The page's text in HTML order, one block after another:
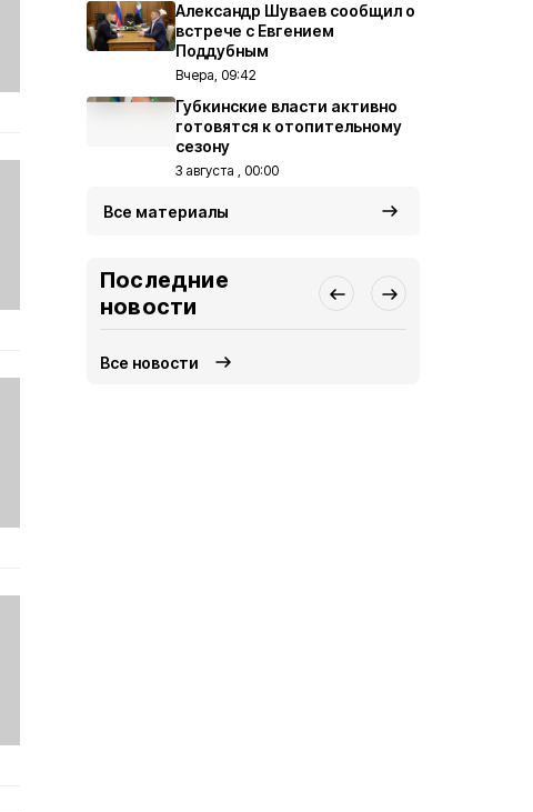
Александр Шуваев сообщил о
встрече с Евгением
Поддубным
Вчера, 09:42
Губкинские власти активно
готовятся к отопительному
сезону
3 августа , 00:00
Все материалы
Последние
новости
Все новости